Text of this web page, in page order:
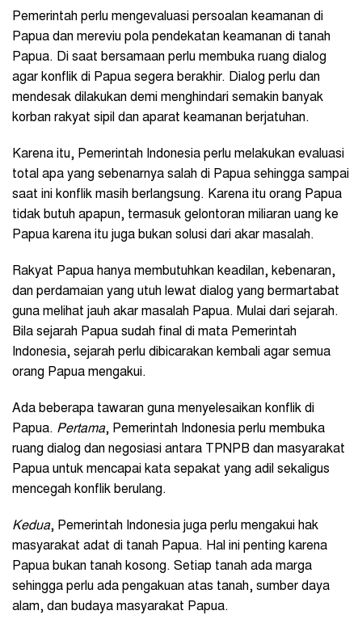
Pemerintah perlu mengevaluasi persoalan keamanan di
Papua dan mereviu pola pendekatan keamanan di tanah
Papua. Di saat bersamaan perlu membuka ruang dialog
agar konflik di Papua segera berakhir. Dialog perlu dan
mendesak dilakukan demi menghindari semakin banyak
korban rakyat sipil dan aparat keamanan berjatuhan.
Karena itu, Pemerintah Indonesia perlu melakukan evaluasi
total apa yang sebenarnya salah di Papua sehingga sampai
saat ini konflik masih berlangsung. Karena itu orang Papua
tidak butuh apapun, termasuk gelontoran miliaran uang ke
Papua karena itu juga bukan solusi dari akar masalah.
Rakyat Papua hanya membutuhkan keadilan, kebenaran,
dan perdamaian yang utuh lewat dialog yang bermartabat
guna melihat jauh akar masalah Papua. Mulai dari sejarah.
Bila sejarah Papua sudah final di mata Pemerintah
Indonesia, sejarah perlu dibicarakan kembali agar semua
orang Papua mengakui.
Ada beberapa tawaran guna menyelesaikan konflik di
Papua. Pertama, Pemerintah Indonesia perlu membuka
ruang dialog dan negosiasi antara TPNPB dan masyarakat
Papua untuk mencapai kata sepakat yang adil sekaligus
mencegah konflik berulang.
Kedua, Pemerintah Indonesia juga perlu mengakui hak
masyarakat adat di tanah Papua. Hal ini penting karena
Papua bukan tanah kosong. Setiap tanah ada marga
sehingga perlu ada pengakuan atas tanah, sumber daya
alam, dan budaya masyarakat Papua.